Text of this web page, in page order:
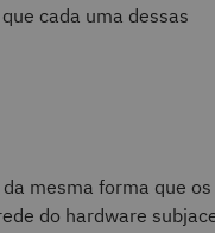
cada uma dessas
mesma forma que os
do hardware